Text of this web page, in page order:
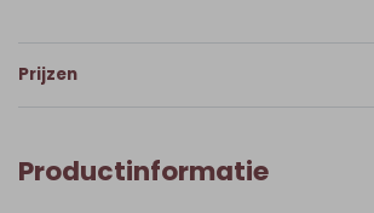
Prijzen
Productinformatie